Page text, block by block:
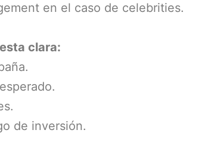
en el caso de celebrities.
clara:
de inversión.